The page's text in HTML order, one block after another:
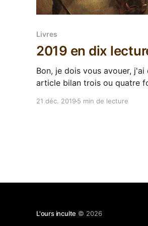
Livres
2019 en dix
Bon, je dois vous avouer, j'ai
article bilan trois ou quatre
21 déc. 2019 5 min de lecture
L'ours inculte © 2026